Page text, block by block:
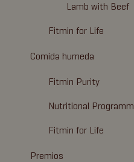
Lamb with Beef
Fitmin for Life
Comida humeda
Fitmin Purity
Nutritional
Fitmin for Life
Premios